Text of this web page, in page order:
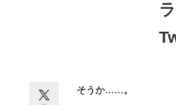
モノづくり技術者専門サ
ちょっと気になるネットの
そうか……。